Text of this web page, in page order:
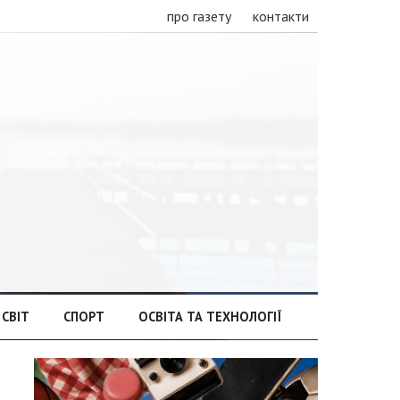
про газету контакти
СВІТ СПОРТ ОСВІТА ТА ТЕХНОЛОГІЇ